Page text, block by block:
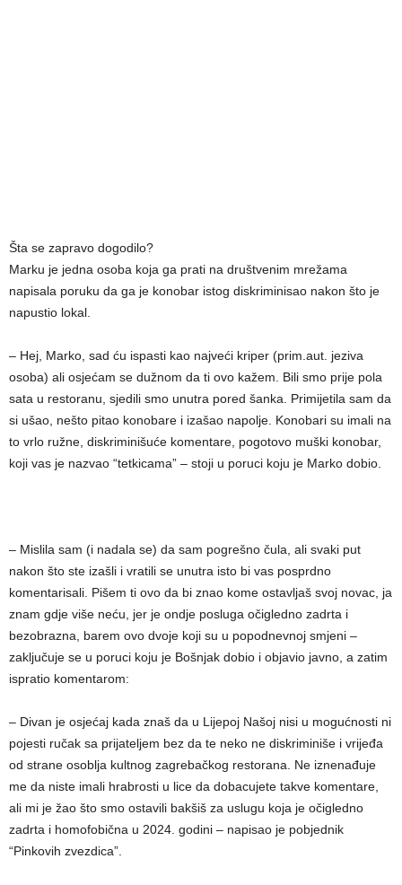
Šta se zapravo dogodilo?
Marku je jedna osoba koja ga prati na društvenim mrežama
napisala poruku da ga je konobar istog diskriminisao nakon što je
napustio lokal.
– Hej, Marko, sad ću ispasti kao najveći kriper (prim.aut. jeziva
osoba) ali osjećam se dužnom da ti ovo kažem. Bili smo prije pola
sata u restoranu, sjedili smo unutra pored šanka. Primijetila sam da
si ušao, nešto pitao konobare i izašao napolje. Konobari su imali na
to vrlo ružne, diskriminišuće komentare, pogotovo muški konobar,
koji vas je nazvao “tetkicama” – stoji u poruci koju je Marko dobio.
– Mislila sam (i nadala se) da sam pogrešno čula, ali svaki put
nakon što ste izašli i vratili se unutra isto bi vas posprdno
komentarisali. Pišem ti ovo da bi znao kome ostavljaš svoj novac, ja
znam gdje više neću, jer je ondje posluga očigledno zadrta i
bezobrazna, barem ovo dvoje koji su u popodnevnoj smjeni –
zaključuje se u poruci koju je Bošnjak dobio i objavio javno, a zatim
ispratio komentarom:
– Divan je osjećaj kada znaš da u Lijepoj Našoj nisi u mogućnosti ni
pojesti ručak sa prijateljem bez da te neko ne diskriminiše i vrijeđa
od strane osoblja kultnog zagrebačkog restorana. Ne iznenađuje
me da niste imali hrabrosti u lice da dobacujete takve komentare,
ali mi je žao što smo ostavili bakšiš za uslugu koja je očigledno
zadrta i homofobična u 2024. godini – napisao je pobjednik
“Pinkovih zvezdica”.